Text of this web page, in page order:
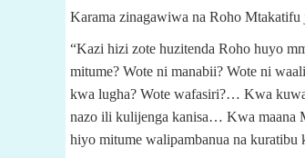
Karama zinagawiwa na Roho
“Kazi hizi zote huzitenda Roho huyo
mitume? Wote ni manabii? Wote ni
kwa lugha? Wote wafasiri?… Kwa
nazo ili kulijenga kanisa… Kwa maana
hiyo mitume walipambanua na kuratibu